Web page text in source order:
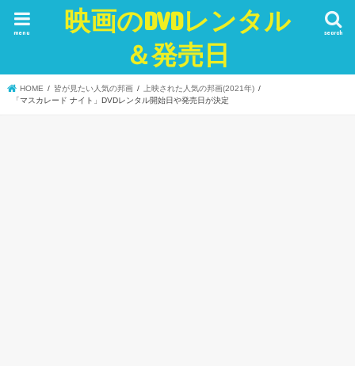
映画のDVDレンタル
＆発売日
search
menu
HOME 皆が見たい人気の邦画
上映された人気の邦画(2021年)
「マスカレード ナイト」DVDレンタル開始日や発売日が決定